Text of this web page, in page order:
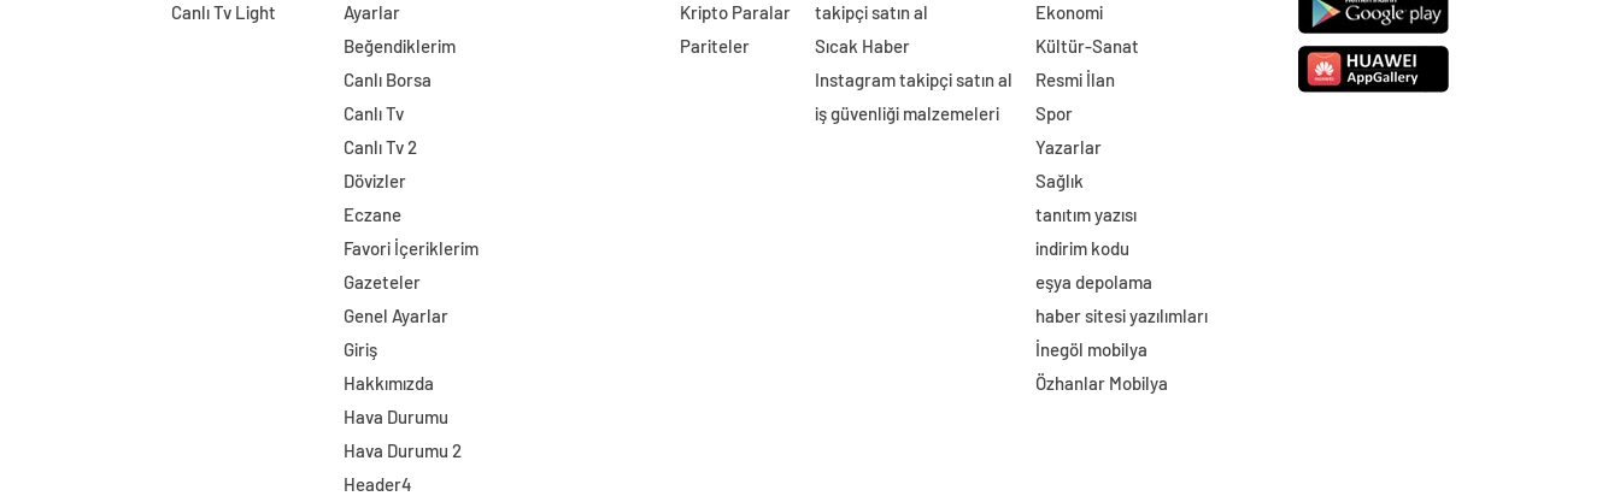
Canlı Tv Light
Ayarlar
Beğendiklerim
Canlı Borsa
Canlı Tv
Canlı Tv 2
Dövizler
Eczane
Favori İçeriklerim
Gazeteler
Genel Ayarlar
Giriş
Hakkımızda
Hava Durumu
Hava Durumu 2
Header4
Kripto Paralar
Pariteler
takipçi satın al
Sıcak Haber
Instagram takipçi satın al
iş güvenliği malzemeleri
Ekonomi
Kültür-Sanat
Resmi İlan
Spor
Yazarlar
Sağlık
tanıtım yazısı
indirim kodu
eşya depolama
haber sitesi yazılımları
İnegöl mobilya
Özhanlar Mobilya